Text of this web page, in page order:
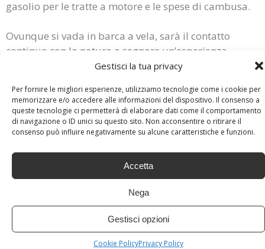
Gestisci la tua privacy
Per fornire le migliori esperienze, utilizziamo tecnologie come i cookie per
memorizzare e/o accedere alle informazioni del dispositivo. Il consenso a
queste tecnologie ci permetterà di elaborare dati come il comportamento
di navigazione o ID unici su questo sito. Non acconsentire o ritirare il
consenso può influire negativamente su alcune caratteristiche e funzioni.
Accetta
Nega
Gestisci opzioni
Cookie PolicyPrivacy Policy
gasolio per le tratte a motore e le spese di cambusa.
Ovunque si vada in barca a vela, sarà il contatto
continuo con la natura a segnare un’esperienza
straordinaria, tra i profumi ed i rumori del mare
BARCA A VELA, VACANZE NELLA NATURA
4.7
OVERALL SCORE
READER RATING: (1VOTE)